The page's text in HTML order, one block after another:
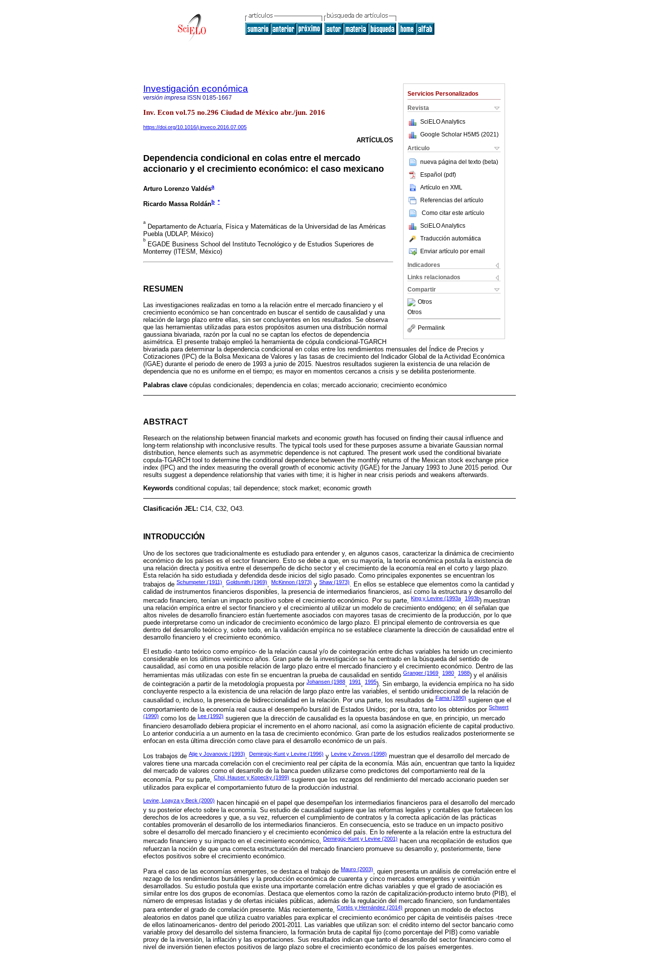
Servicios Personalizados
Revista
SciELO Analytics
Google Scholar H5M5 (2021 )
Articulo
nueva página del texto (beta)
Español (pdf)
Artículo en XML
Referencias del artículo
Como citar este artículo
SciELO Analytics
Traducción automática
Enviar artículo por email
Indicadores
Links relacionados
Compartir
Otros
Otros
Permalink
Investigación económica
versión impresa ISSN 0185-1667
Inv. Econ vol.75 no.296 Ciudad de México abr./jun. 2016
https://doi.org/10.1016/j.inveco.2016.07.005
ARTÍCULOS
Dependencia condicional en colas entre el mercado
accionario y el crecimiento económico: el caso mexicano
Arturo Lorenzo Valdésa
Ricardo Massa Roldánb *
a
Departamento de Actuaría, Física y Matemáticas de la Universidad de las Américas
Puebla (UDLAP, México)
b
EGADE Business School del Instituto Tecnológico y de Estudios Superiores de
Monterrey (ITESM, México)
RESUMEN
Las investigaciones realizadas en torno a la relación entre el mercado financiero y el
crecimiento económico se han concentrado en buscar el sentido de causalidad y una
relación de largo plazo entre ellas, sin ser concluyentes en los resultados. Se observa
que las herramientas utilizadas para estos propósitos asumen una distribución normal
gaussiana bivariada, razón por la cual no se captan los efectos de dependencia
asimétrica. El presente trabajo empleó la herramienta de cópula condicional-TGARCH
bivariada para determinar la dependencia condicional en colas entre los rendimientos mensuales del Índice de Precios y
Cotizaciones (IPC) de la Bolsa Mexicana de Valores y las tasas de crecimiento del Indicador Global de la Actividad Económica
(IGAE) durante el periodo de enero de 1993 a junio de 2015. Nuestros resultados sugieren la existencia de una relación de
dependencia que no es uniforme en el tiempo; es mayor en momentos cercanos a crisis y se debilita posteriormente.
Palabras clave cópulas condicionales; dependencia en colas; mercado accionario; crecimiento económico
ABSTRACT
Research on the relationship between financial markets and economic growth has focused on finding their causal influence and
long-term relationship with inconclusive results. The typical tools used for these purposes assume a bivariate Gaussian normal
distribution, hence elements such as asymmetric dependence is not captured. The present work used the conditional bivariate
copula-TGARCH tool to determine the conditional dependence between the monthly returns of the Mexican stock exchange price
index (IPC) and the index measuring the overall growth of economic activity (IGAE) for the January 1993 to June 2015 period. Our
results suggest a dependence relationship that varies with time; it is higher in near crisis periods and weakens afterwards.
Keywords conditional copulas; tail dependence; stock market; economic growth
Clasificación JEL: C14, C32, O43.
INTRODUCCIÓN
Uno de los sectores que tradicionalmente es estudiado para entender y, en algunos casos, caracterizar la dinámica de crecimiento
económico de los países es el sector financiero. Esto se debe a que, en su mayoría, la teoría económica postula la existencia de
una relación directa y positiva entre el desempeño de dicho sector y el crecimiento de la economía real en el corto y largo plazo.
Esta relación ha sido estudiada y defendida desde inicios del siglo pasado. Como principales exponentes se encuentran los
trabajos de Schumpeter (1911), Goldsmith (1969), McKinnon (1973) y Shaw (1973). En ellos se establece que elementos como la cantidad y
calidad de instrumentos financieros disponibles, la presencia de intermediarios financieros, así como la estructura y desarrollo del
mercado financiero, tenían un impacto positivo sobre el crecimiento económico. Por su parte, King y Levine (1993a, 1993b) muestran
una relación empírica entre el sector financiero y el crecimiento al utilizar un modelo de crecimiento endógeno; en él señalan que
altos niveles de desarrollo financiero están fuertemente asociados con mayores tasas de crecimiento de la producción, por lo que
puede interpretarse como un indicador de crecimiento económico de largo plazo. El principal elemento de controversia es que
dentro del desarrollo teórico y, sobre todo, en la validación empírica no se establece claramente la dirección de causalidad entre el
desarrollo financiero y el crecimiento económico.
El estudio -tanto teórico como empírico- de la relación causal y/o de cointegración entre dichas variables ha tenido un crecimiento
considerable en los últimos veinticinco años. Gran parte de la investigación se ha centrado en la búsqueda del sentido de
causalidad, así como en una posible relación de largo plazo entre el mercado financiero y el crecimiento económico. Dentro de las
herramientas más utilizadas con este fin se encuentran la prueba de causalidad en sentido Granger (1969, 1980, 1988) y el análisis
de cointegración a partir de la metodología propuesta por Johansen (1988, 1991 , 1995). Sin embargo, la evidencia empírica no ha sido
concluyente respecto a la existencia de una relación de largo plazo entre las variables, el sentido unidireccional de la relación de
causalidad o, incluso, la presencia de bidireccionalidad en la relación. Por una parte, los resultados de Fama (1990) sugieren que el
comportamiento de la economía real causa el desempeño bursátil de Estados Unidos; por la otra, tanto los obtenidos por Schwert
(1990) como los de Lee (1992) sugieren que la dirección de causalidad es la opuesta basándose en que, en principio, un mercado
financiero desarrollado debiera propiciar el incremento en el ahorro nacional, así como la asignación eficiente de capital productivo.
Lo anterior conduciría a un aumento en la tasa de crecimiento económico. Gran parte de los estudios realizados posteriormente se
enfocan en esta última dirección como clave para el desarrollo económico de un país.
Los trabajos de Atje y Jovanovic (1993), Demirgüç-Kunt y Levine (1996) y Levine y Zervos (1998) muestran que el desarrollo del mercado de
valores tiene una marcada correlación con el crecimiento real per cápita de la economía. Más aún, encuentran que tanto la liquidez
del mercado de valores como el desarrollo de la banca pueden utilizarse como predictores del comportamiento real de la
economía. Por su parte, Choi, Hauser y Kopecky (1999) sugieren que los rezagos del rendimiento del mercado accionario pueden ser
utilizados para explicar el comportamiento futuro de la producción industrial.
Levine, Loayza y Beck (2000) hacen hincapié en el papel que desempeñan los intermediarios financieros para el desarrollo del mercado
y su posterior efecto sobre la economía. Su estudio de causalidad sugiere que las reformas legales y contables que fortalecen los
derechos de los acreedores y que, a su vez, refuercen el cumplimiento de contratos y la correcta aplicación de las prácticas
contables promoverán el desarrollo de los intermediarios financieros. En consecuencia, esto se traduce en un impacto positivo
sobre el desarrollo del mercado financiero y el crecimiento económico del país. En lo referente a la relación entre la estructura del
mercado financiero y su impacto en el crecimiento económico, Demirgüç-Kunt y Levine (2001) hacen una recopilación de estudios que
refuerzan la noción de que una correcta estructuración del mercado financiero promueve su desarrollo y, posteriormente, tiene
efectos positivos sobre el crecimiento económico.
Para el caso de las economías emergentes, se destaca el trabajo de Mauro (2003), quien presenta un análisis de correlación entre el
rezago de los rendimientos bursátiles y la producción económica de cuarenta y cinco mercados emergentes y veintiún
desarrollados. Su estudio postula que existe una importante correlación entre dichas variables y que el grado de asociación es
similar entre los dos grupos de economías. Destaca que elementos como la razón de capitalización-producto interno bruto (PIB), el
número de empresas listadas y de ofertas iniciales públicas, además de la regulación del mercado financiero, son fundamentales
para entender el grado de correlación presente. Más recientemente, Cortés y Hernández (2014) proponen un modelo de efectos
aleatorios en datos panel que utiliza cuatro variables para explicar el crecimiento económico per cápita de veintiséis países -trece
de ellos latinoamericanos- dentro del periodo 2001-2011. Las variables que utilizan son: el crédito interno del sector bancario como
variable proxy del desarrollo del sistema financiero, la formación bruta de capital fijo (como porcentaje del PIB) como variable
proxy de la inversión, la inflación y las exportaciones. Sus resultados indican que tanto el desarrollo del sector financiero como el
nivel de inversión tienen efectos positivos de largo plazo sobre el crecimiento económico de los países emergentes.